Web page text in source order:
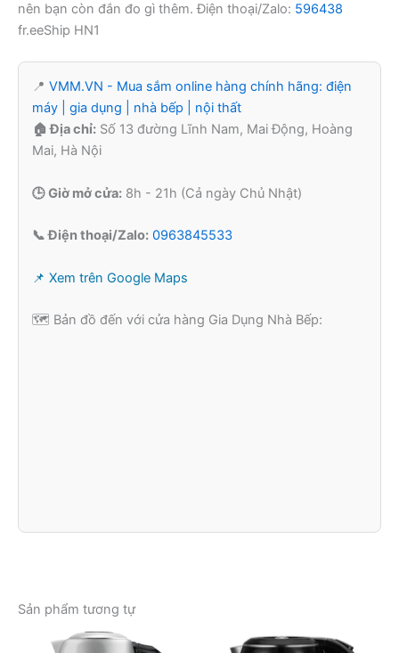
nên bạn còn đắn đo gì thêm. Điện thoại/Zalo: 596438
fr.eeShip HN1
📍 VMM.VN - Mua sắm online hàng chính hãng: điện
máy | gia dụng | nhà bếp | nội thất
🏠 Địa chỉ: Số 13 đường Lĩnh Nam, Mai Động, Hoàng
Mai, Hà Nội
🕒 Giờ mở cửa: 8h - 21h (Cả ngày Chủ Nhật)
📞 Điện thoại/Zalo: 0963845533
📌 Xem trên Google Maps
🗺️ Bản đồ đến với cửa hàng Gia Dụng Nhà Bếp:
Sản phẩm tương tự